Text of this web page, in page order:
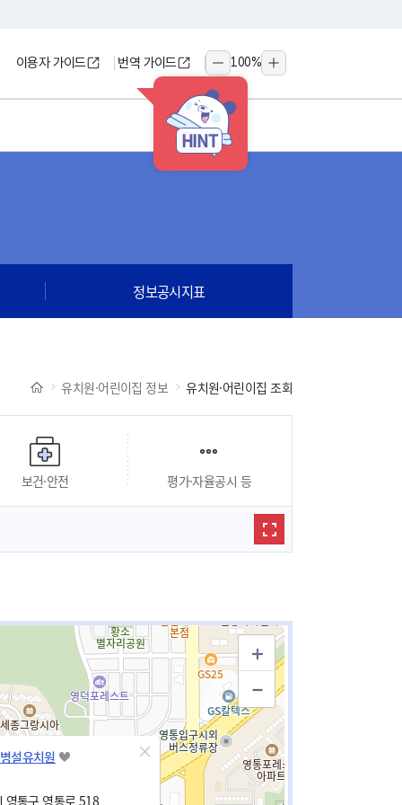
HINT
이용자 가이드 번역 가이드
축소
100%
확대
정보공시지표
유치원·어린이집 정보 유치원·어린이집 조회
보건·안전 평가·자율공시 등
설유치원
영통구 영통로 518